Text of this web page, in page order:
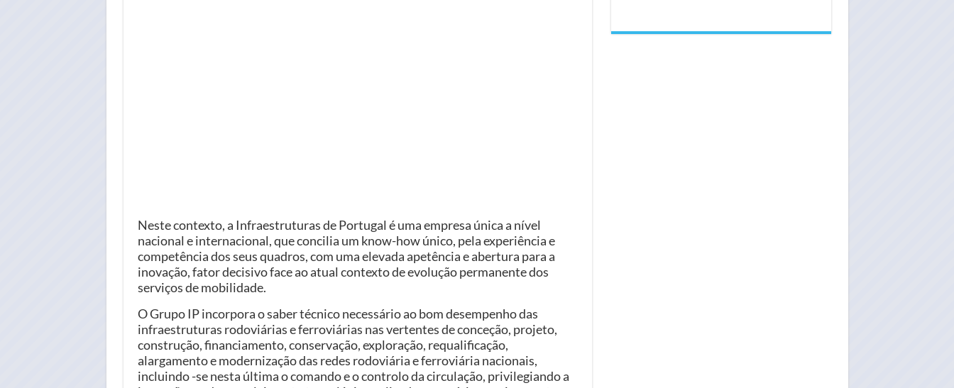
Neste contexto, a Infraestruturas de Portugal é uma empresa única a nível
nacional e internacional, que concilia um know-how único, pela experiência e
competência dos seus quadros, com uma elevada apetência e abertura para a
inovação, fator decisivo face ao atual contexto de evolução permanente dos
serviços de mobilidade.
O Grupo IP incorpora o saber técnico necessário ao bom desempenho das
infraestruturas rodoviárias e ferroviárias nas vertentes de conceção, projeto,
construção, financiamento, conservação, exploração, requalificação,
alargamento e modernização das redes rodoviária e ferroviária nacionais,
incluindo -se nesta última o comando e o controlo da circulação, privilegiando a